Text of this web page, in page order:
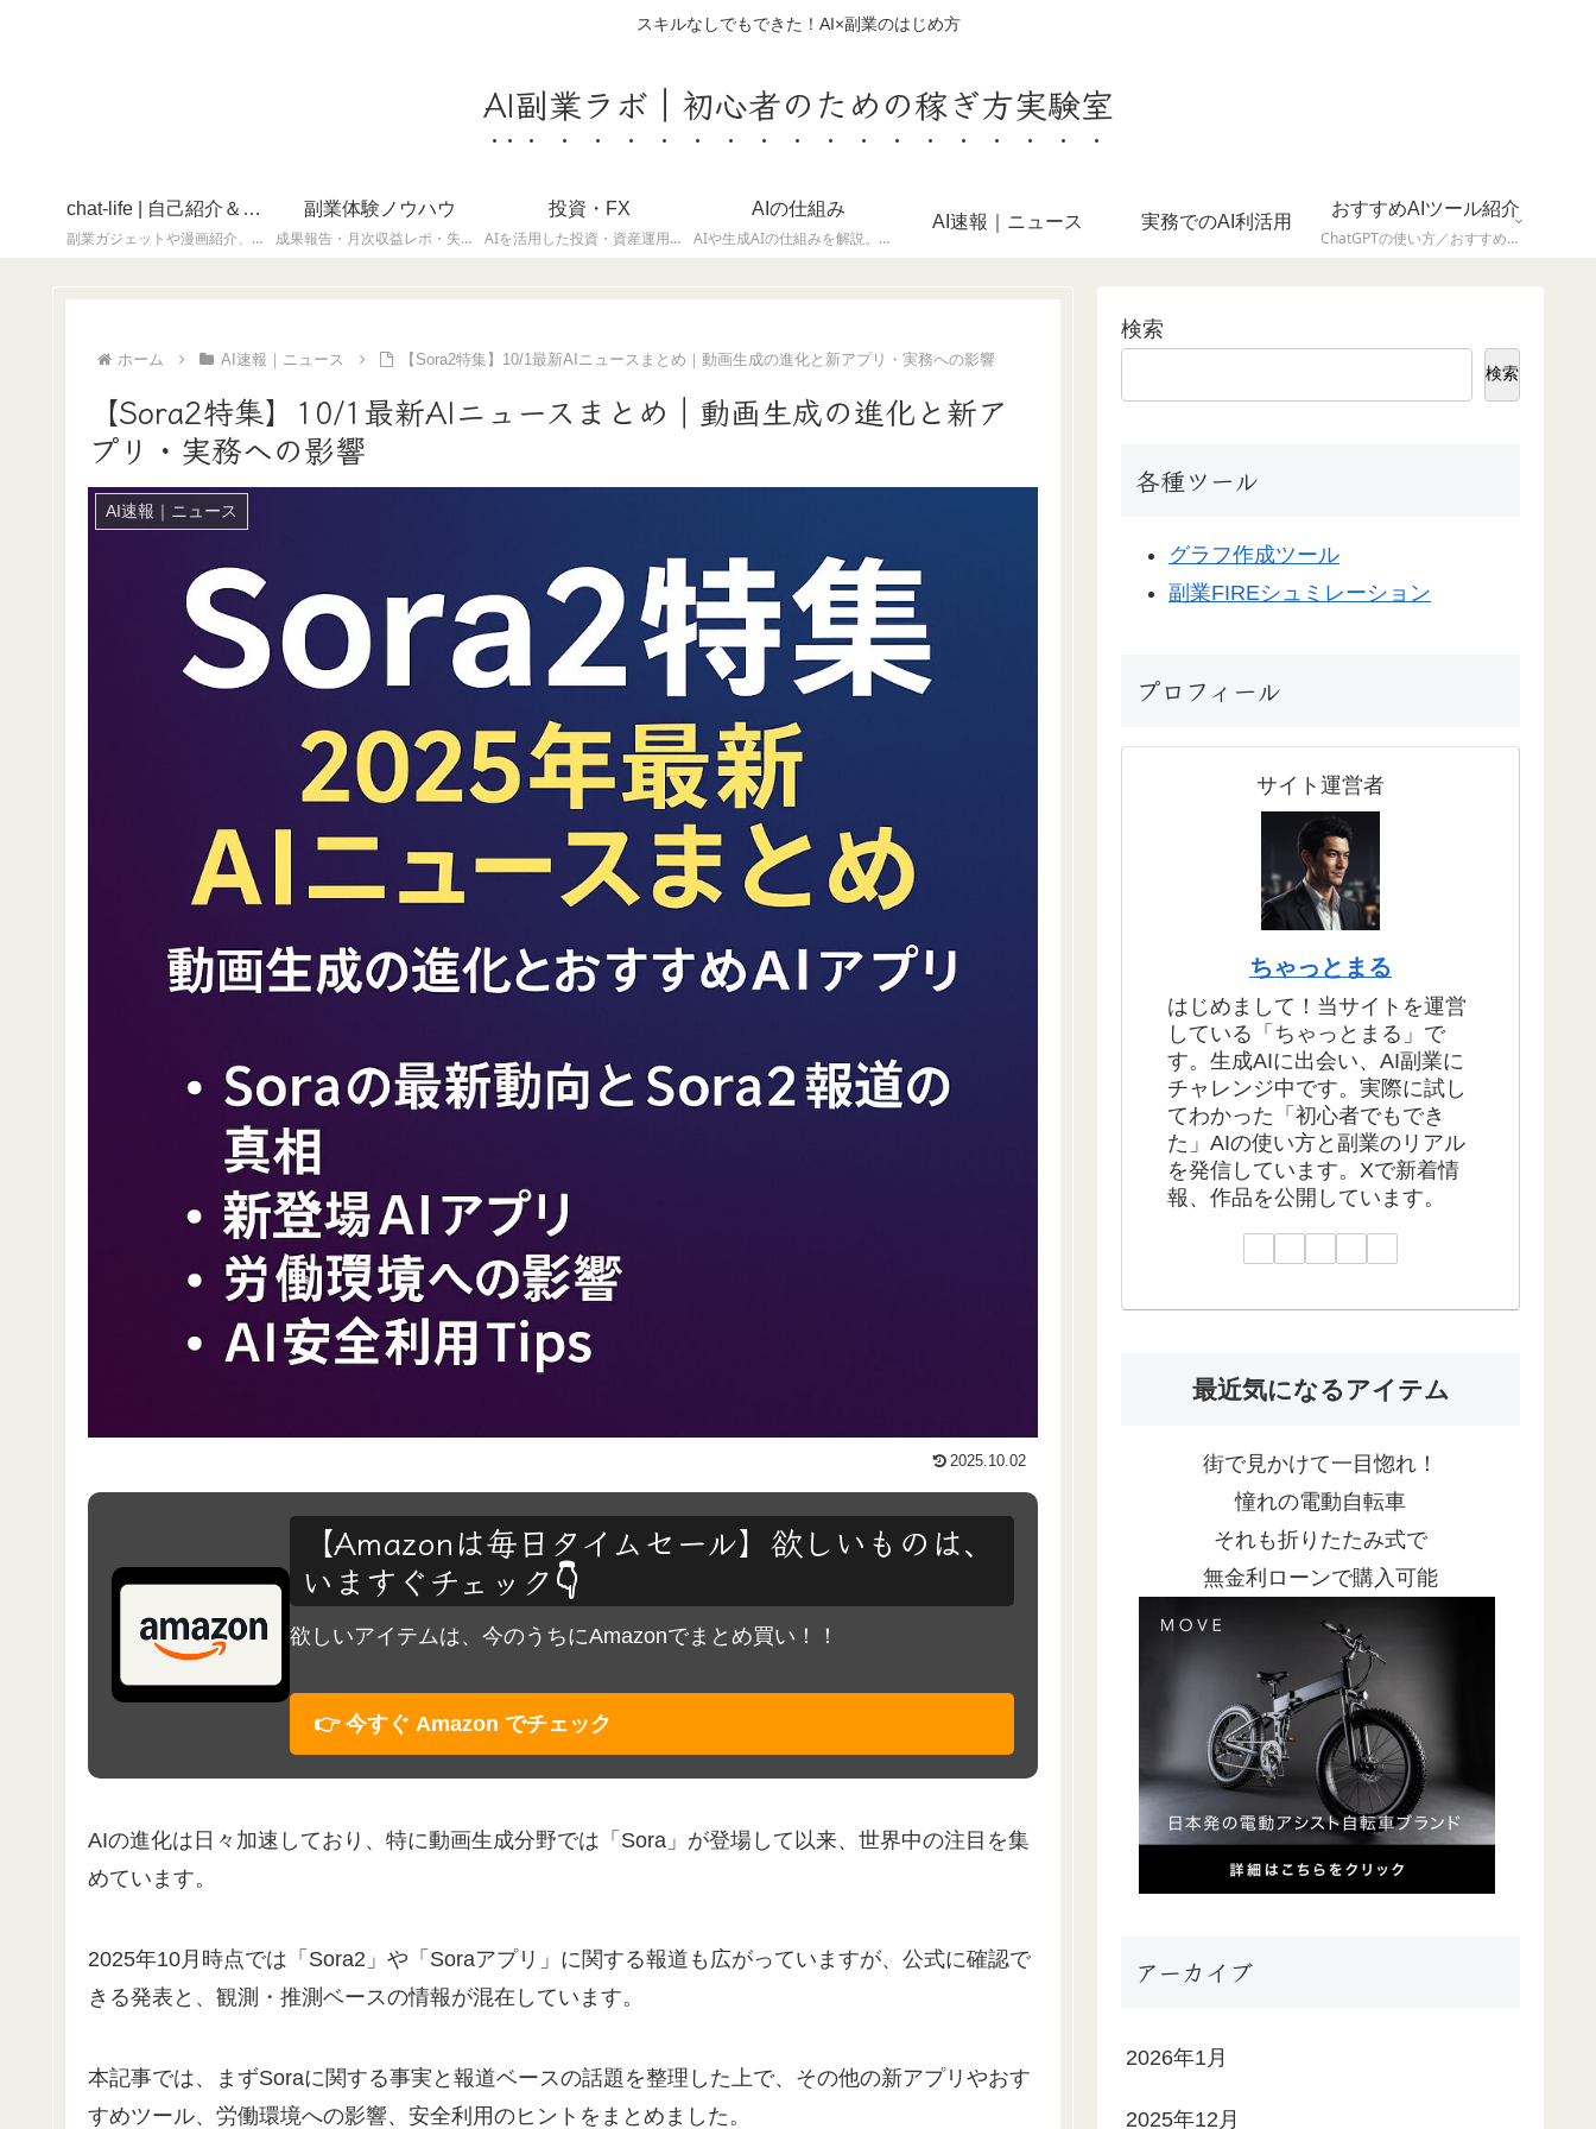
スキルなしでもできた！AI×副業のはじめ方
AI副業ラボ｜初心者のための稼ぎ方実験室
chat-life | 自己紹介＆ちょっと息抜き
副業ガジェットや漫画紹介、雑記・自己紹介など、気軽に読めるコンテンツを集めたカテゴリです。
副業体験ノウハウ
成果報告・月次収益レポ・失敗談も含めてリアルに
投資・FX
AIを活用した投資・資産運用のノウハウと最新トレンドを解説。生成AIでの分析・情報収集の事例を紹介しています。
AIの仕組み
AIや生成AIの仕組みを解説。機械学習や大規模言語モデルを理解し、実務や副業に活かす知識をまとめています。
AI速報｜ニュース 実務でのAI利活用
おすすめAIツール紹介
ChatGPTの使い方／おすすめ拡張機能／ツール比較など
ホーム AI速報｜ニュース 【Sora2特集】10/1最新AIニュースまとめ｜動画生成の進化と新アプリ・実務への影響
【Sora2特集】10/1最新AIニュースまとめ｜動画生成の進化と新ア
プリ・実務への影響
AI速報｜ニュース
2025.10.02
【Amazonは毎日タイムセール】欲しいものは、
いますぐチェック👇
欲しいアイテムは、今のうちにAmazonでまとめ買い！！
👉 今すぐ Amazon でチェック
AIの進化は日々加速しており、特に動画生成分野では「Sora」が登場して以来、世界中の注目を集
めています。
2025年10月時点では「Sora2」や「Soraアプリ」に関する報道も広がっていますが、公式に確認で
きる発表と、観測・推測ベースの情報が混在しています。
本記事では、まずSoraに関する事実と報道ベースの話題を整理した上で、その他の新アプリやおす
すめツール、労働環境への影響、安全利用のヒントをまとめました。
検索
検索
各種ツール
グラフ作成ツール
副業FIREシュミレーション
プロフィール
サイト運営者
ちゃっとまる
はじめまして！当サイトを運営
している「ちゃっとまる」で
す。生成AIに出会い、AI副業に
チャレンジ中です。実際に試し
てわかった「初心者でもでき
た」AIの使い方と副業のリアル
を発信しています。Xで新着情
報、作品を公開しています。
最近気になるアイテム
街で見かけて一目惚れ！
憧れの電動自転車
それも折りたたみ式で
無金利ローンで購入可能
アーカイブ
2026年1月
2025年12月